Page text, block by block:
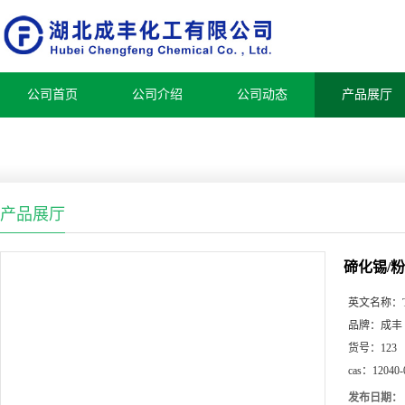
公司首页 公司介绍 公司动态 产品展厅
产品展厅
碲化锡/
英文名称：
品牌： 成丰
货号： 123
cas：
发布日期：